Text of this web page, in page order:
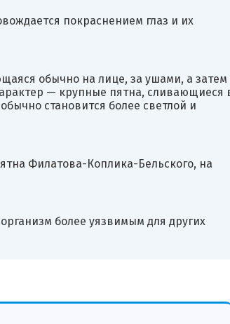
покраснением глаз и их
обычно на лице, за ушами, а затем
— крупные пятна, сливающиеся
становится более светлой и
Филатова-Коплика-Бельского, на
более уязвимым для других